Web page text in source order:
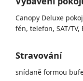
Canopy Deluxe
fén, telefon, SAT/
Stravování
snídaně formou